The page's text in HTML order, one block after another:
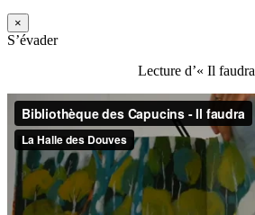
×
S’évader
Lecture d’« Il